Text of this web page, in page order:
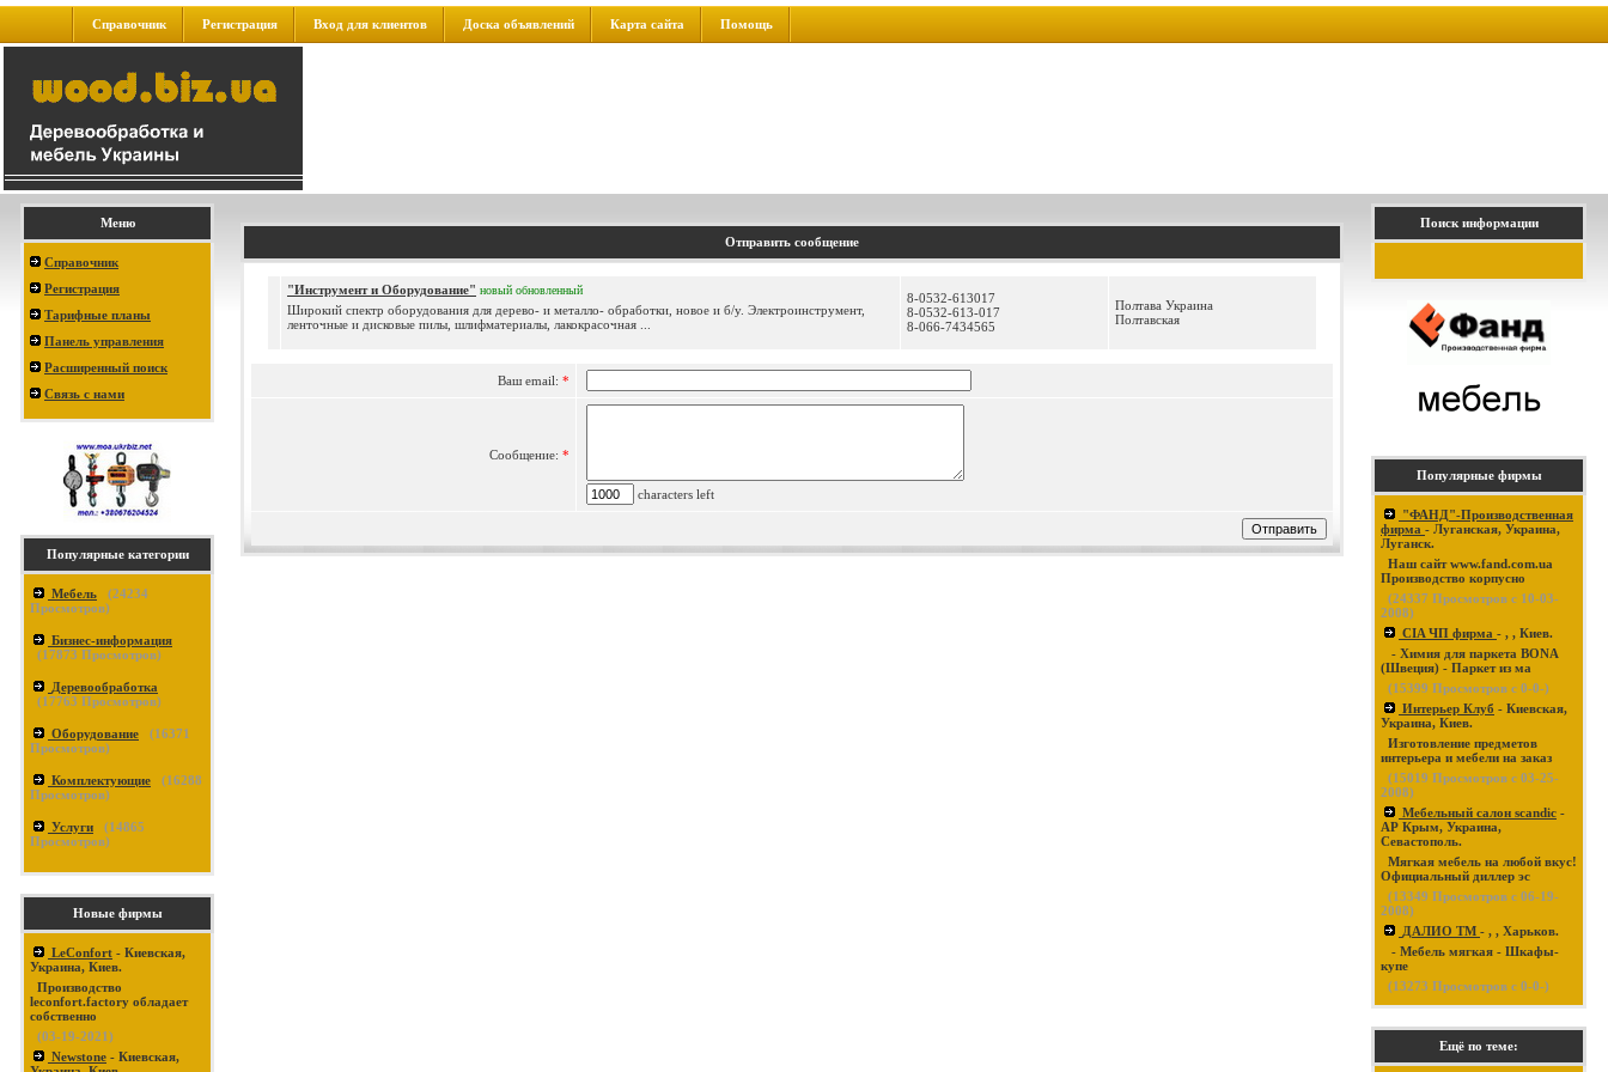
Справочник Регистрация Вход для клиентов Доска объявлений Карта сайта Помощь
Меню
Справочник
Регистрация
Тарифные планы
Панель управления
Расширенный поиск
Связь с нами
Популярные категории
Мебель (24234
Просмотров)
Бизнес-информация
(17873 Просмотров)
Деревообработка
(17763 Просмотров)
Оборудование (16371
Просмотров)
Комплектующие (16288
Просмотров)
Услуги (14865
Просмотров)
Новые фирмы
LeConfort - Киевская,
Украина, Киев.
Производство
leconfort.factory обладает
собственно
(03-19-2021)
Newstone - Киевская,
Отправить сообщение
"Инструмент и Оборудование" новый обновленный
Широкий спектр оборудования для дерево- и металло- обработки, новое и б/у. Электроинструмент,
ленточные и дисковые пилы, шлифматериалы, лакокрасочная ...
8-0532-613017
8-0532-613-017
8-066-7434565
Полтава Украина
Полтавская
Ваш email: *
Сообщение: *
characters left
Поиск информации
Популярные фирмы
"ФАНД"-Производственная
фирма - Луганская, Украина,
Луганск.
Наш сайт www.fand.com.ua
Производство корпусно
(24337 Просмотров с 10-03-
2008)
CIA ЧП фирма - , , Киев.
- Химия для паркета BONA
(Швеция) - Паркет из ма
(15399 Просмотров с 0-0-)
Интерьер Клуб - Киевская,
Украина, Киев.
Изготовление предметов
интерьера и мебели на заказ
(15019 Просмотров с 03-25-
2008)
Мебельный салон scandic -
АР Крым, Украина,
Севастополь.
Мягкая мебель на любой вкус!
Официальный диллер эс
(13349 Просмотров с 06-19-
2008)
ДАЛИО ТМ - , , Харьков.
- Мебель мягкая - Шкафы-
купе
(13273 Просмотров с 0-0-)
Ещё по теме: